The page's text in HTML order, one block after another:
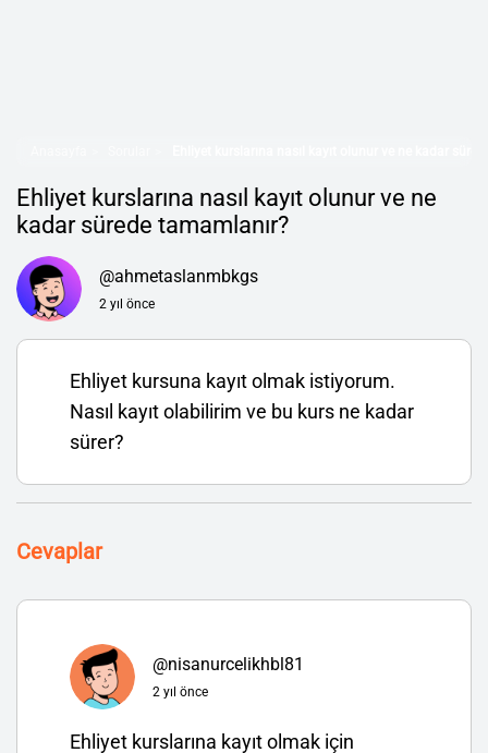
Ehliyet kurslarına nasıl kayıt olunur ve ne
kadar sürede tamamlanır?
@ahmetaslanmbkgs
2 yıl önce
Ehliyet kursuna kayıt olmak istiyorum.
Nasıl kayıt olabilirim ve bu kurs ne kadar
sürer?
Cevaplar
@nisanurcelikhbl81
2 yıl önce
Ehliyet kurslarına kayıt olmak için